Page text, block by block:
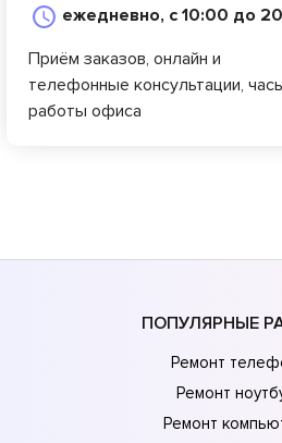
ежедневно, с 10:00 до
Приём заказов, онлайн и
телефонные консультации,
работы офиса
ПОПУЛЯРНЫЕ
Ремонт
Ремонт
Ремонт